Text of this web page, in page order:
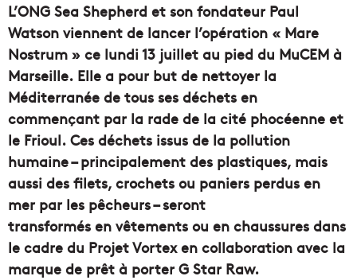
L’ONG Sea Shepherd et son fondateur Paul
Watson viennent de lancer l’opération « Mare
Nostrum » ce lundi 13 juillet au pied du MuCEM à
Marseille. Elle a pour but de nettoyer la
Méditerranée de tous ses déchets en
commençant par la rade de la cité phocéenne et
le Frioul. Ces déchets issus de la pollution
humaine – principalement des plastiques, mais
aussi des filets, crochets ou paniers perdus en
mer par les pêcheurs – seront
transformés en vêtements ou en chaussures dans
le cadre du Projet Vortex en collaboration avec la
marque de prêt à porter G Star Raw.